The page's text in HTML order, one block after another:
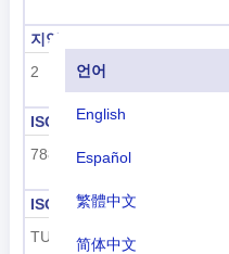
언어
English
Español
繁體中文
简体中文
지역 코드
2
ISO 3166-1 숫자
788
ISO 3166-1-알파-3
TUN